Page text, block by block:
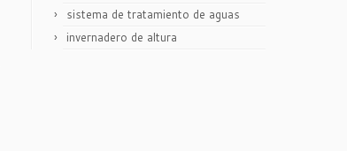
sistema de tratamiento de aguas
invernadero de altura